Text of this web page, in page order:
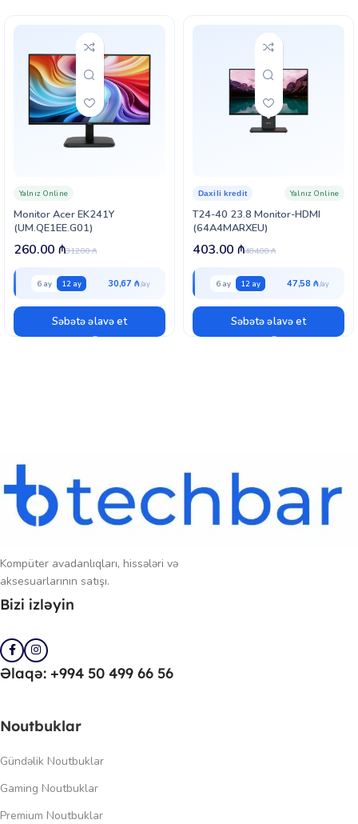
Monitor Acer EK241Y
(UM.QE1EE.G01)
Yalnız Online
312.00₼
260.00 ₼
6 ay 12 ay 30,67 ₼
Səbətə əlavə et
T24-40 23.8 Monitor-HDMI
(64A4MARXEU)
Daxili kredit Yalnız Online
484.00₼
403.00 ₼
6 ay 12 ay 47,58 ₼
Səbətə əlavə et
Kompüter avadanlıqları, hissələri və
aksesuarlarının satışı.
Bizi izləyin
Əlaqə: +994 50 499 66 56
Noutbuklar
Gündəlik Noutbuklar
Gaming Noutbuklar
Premium Noutbuklar